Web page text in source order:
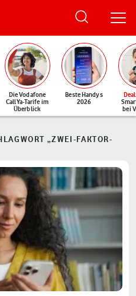
Die Vodafone
CallYa-Tarife im
Überblick
Beste Handys
2026
Deal
bei
„ZWEI-FAKTOR-